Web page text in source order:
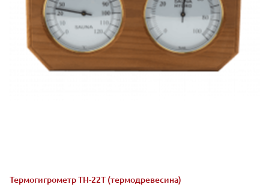
Термогигрометр TH-22T (термодревесина)